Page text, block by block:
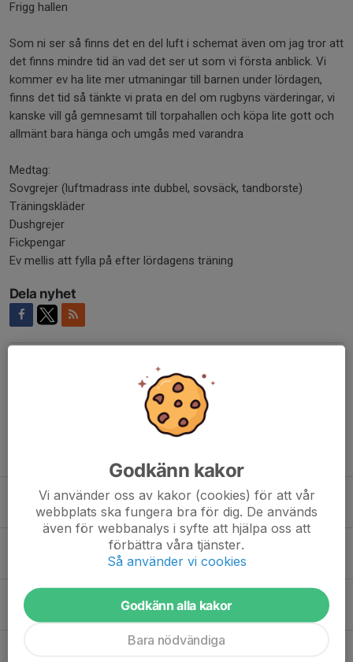
Frigg hallen
Som ni ser så finns det en del luft i schemat även om jag tror att
det finns mindre tid än vad det ser ut som vi första anblick. Vi
kommer ev ha lite mer utmaningar till barnen under lördagen,
finns det tid så tänkte vi prata en del om rugbyns värderingar, vi
kanske vill gå gemnesamt till torpahallen och köpa lite gott och
allmänt bara hänga och umgås med varandra
Medtag:
Sovgrejer (luftmadrass inte dubbel, sovsäck, tandborste)
Träningskläder
Dushgrejer
Fickpengar
Ev mellis att fylla på efter lördagens träning
Dela nyhet
Viking cup och den närmaste tiden
28 maj, 14:59 0
Årets spel
7 apr, 12:58 0
0
Godkänn kakor
Vi använder oss av kakor (cookies) för att vår
webbplats ska fungera bra för dig. De används
även för webbanalys i syfte att hjälpa oss att
förbättra våra tjänster.
Så använder vi cookies
Godkänn alla kakor
Bara nödvändiga